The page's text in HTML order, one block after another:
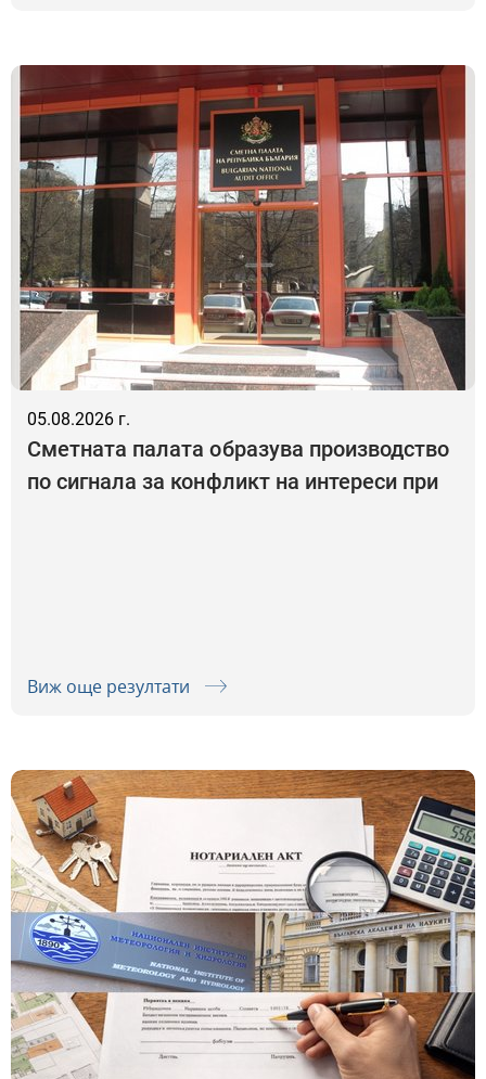
05.08.2026 г.
Сметната палата образува производство
по сигнала за конфликт на интереси при
Виж още резултати